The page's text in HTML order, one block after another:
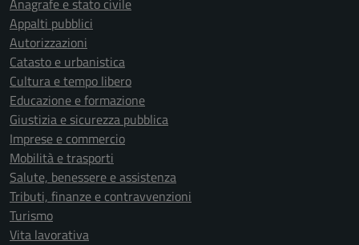
Anagrafe e stato civile
Appalti pubblici
Autorizzazioni
Catasto e urbanistica
Cultura e tempo libero
Educazione e formazione
Giustizia e sicurezza pubblica
Imprese e commercio
Mobilità e trasporti
Salute, benessere e assistenza
Tributi, finanze e contravvenzioni
Turismo
Vita lavorativa